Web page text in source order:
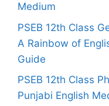
Medium
PSEB 12th Class
A Rainbow of
Guide
PSEB 12th Class
Punjabi English